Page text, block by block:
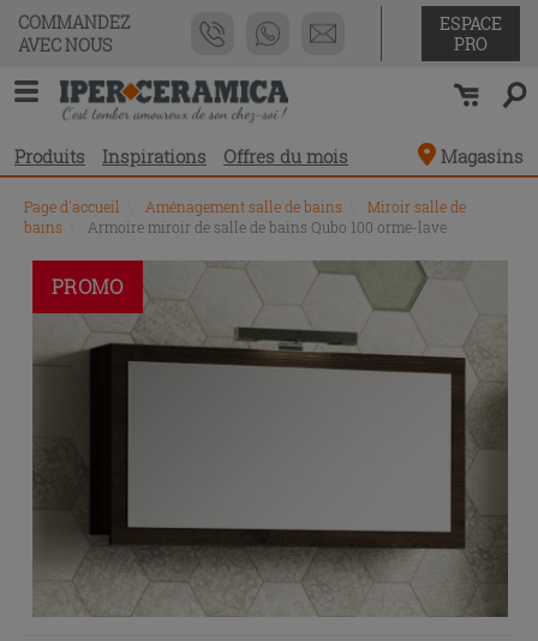
COMMANDEZ
AVEC NOUS
ESPACE
PRO
Produits Inspirations Offres du mois Magasins
Page d'accueil Aménagement salle de bains
Miroir salle de
bains
Armoire miroir de salle de bains Qubo 100 orme-lave
PROMO